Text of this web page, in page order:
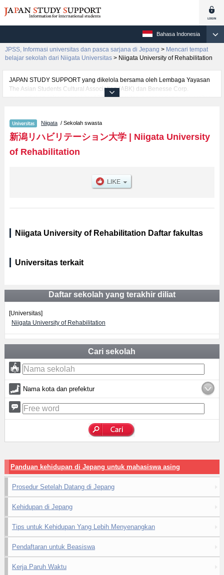
Bahasa Indonesia
JPSS, Informasi universitas dan pasca sarjana di Jepang > Mencari tempat
belajar sekolah dari Niigata Universitas > Niigata University of Rehabilitation
JAPAN STUDY SUPPORT yang dikelola bersama oleh Lembaga Yayasan
The Asian Students Cultural Association (ABK) dan Benesse Corp.
menyediakan informasi sekitar 1300 universitas, pascasarjana, universitas
mencakup informasi per fakultas seperti , serta berbagai informasi yang
berguna bagi mahasiswa(i) mancanegara seperti kuota untuk jumlah
pendaftar dan jumlah kelulusan ujian masuk mahasiswa(i) mancanegara,
informasi mengenai ujian masuk, prasarana kampus, akses jalan, dan
Niigata / Sekolah swasta
新潟リハビリテーション大学| Niigata University
of Rehabilitation
Niigata University of Rehabilitation Daftar fakultas
Universitas terkait
Daftar sekolah yang terakhir diliat
[Universitas]
Niigata University of Rehabilitation
Cari sekolah
Nama kota dan prefektur
Panduan kehidupan di Jepang untuk mahasiswa asing
Prosedur Setelah Datang di Jepang
Kehidupan di Jepang
Tips untuk Kehidupan Yang Lebih Menyenangkan
Pendaftaran untuk Beasiswa
Kerja Paruh Waktu